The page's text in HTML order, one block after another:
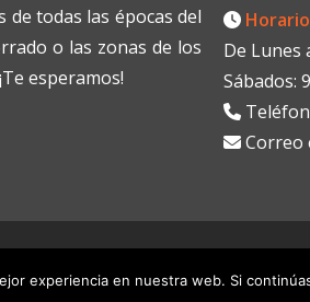
todas las épocas del
o las zonas de los
esperamos!
Horario
De Lunes
Sábados:
Correo
experiencia en nuestra web. Si